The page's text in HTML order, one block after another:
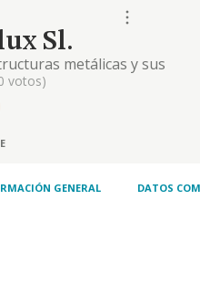
Sl.
metálicas y sus
depósitos a
y contenedores
votos)
GENERAL DATOS